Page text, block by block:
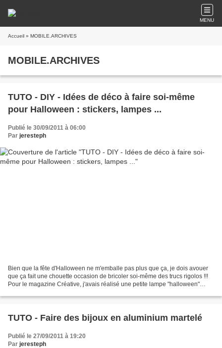
MENU
Accueil » MOBILE.ARCHIVES
MOBILE.ARCHIVES
TUTO - DIY - Idées de déco à faire soi-même
pour Halloween : stickers, lampes ...
Publié le 30/09/2011 à 06:00
Par jeresteph
Bien que la fête d'Halloween ne m'emballe pas plus que ça, je dois avouer
que ça fait une chouette occasion de bricoler soi-même des trucs rigolos !!!
Pour le magazine Créative, j'avais réalisé une petite lampe "halloween"
TUTO - Faire des bijoux en aluminium martelé
Publié le 27/09/2011 à 19:20
Par jeresteph